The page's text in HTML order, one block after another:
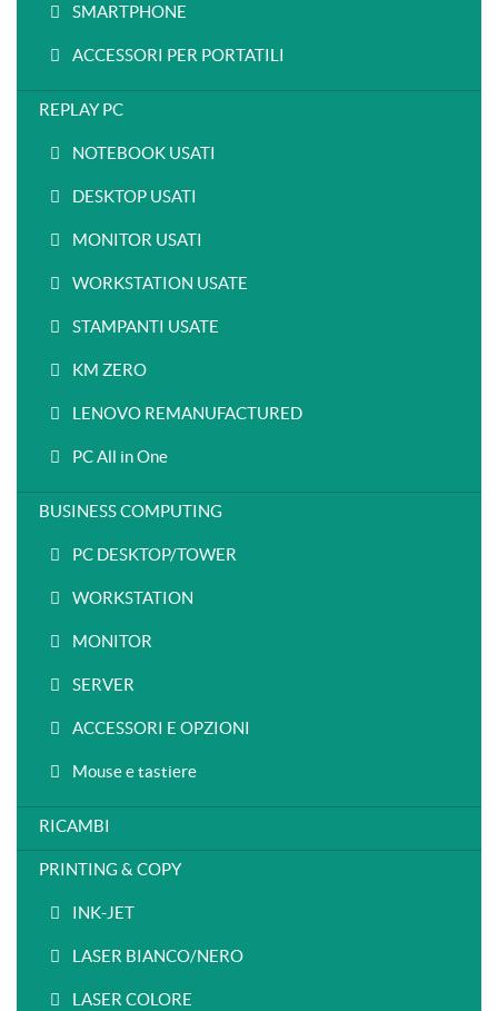
SMARTPHONE
ACCESSORI PER PORTATILI
REPLAY PC
NOTEBOOK USATI
DESKTOP USATI
MONITOR USATI
WORKSTATION USATE
STAMPANTI USATE
KM ZERO
LENOVO REMANUFACTURED
PC All in One
BUSINESS COMPUTING
PC DESKTOP/TOWER
WORKSTATION
MONITOR
SERVER
ACCESSORI E OPZIONI
Mouse e tastiere
RICAMBI
PRINTING & COPY
INK-JET
LASER BIANCO/NERO
LASER COLORE